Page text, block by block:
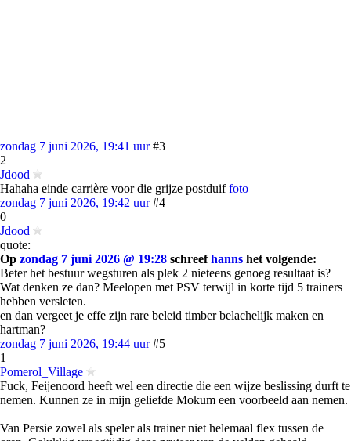
zondag 7 juni 2026, 19:41 uur #3
2
Jdood
Hahaha einde carrière voor die grijze postduiffoto
zondag 7 juni 2026, 19:42 uur #4
0
Jdood
quote:
Op zondag 7 juni 2026 @ 19:28 schreefhanns het volgende:
Beter het bestuur wegsturen als plek 2 nieteens genoeg resultaat is?
Wat denken ze dan? Meelopen met PSV terwijl in korte tijd 5 trainers
hebben versleten.
en dan vergeet je effe zijn rare beleid timber belachelijk maken en
hartman?
zondag 7 juni 2026, 19:44 uur #5
1
Pomerol_Village
Fuck, Feijenoord heeft wel een directie die een wijze beslissing durft te
nemen. Kunnen ze in mijn geliefde Mokum een voorbeeld aan nemen.
Van Persie zowel als speler als trainer niet helemaal flex tussen de